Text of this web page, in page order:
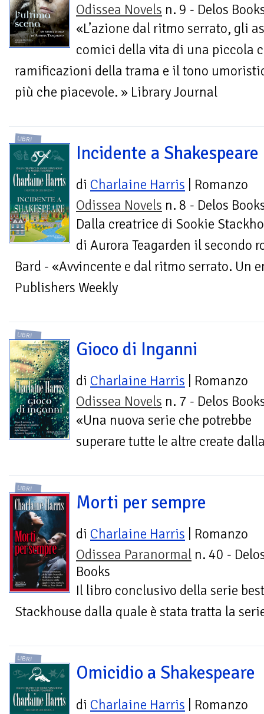
Odissea Novels n. 9 - Delos
«L’azione dal ritmo serrato, gli
comici della vita di una piccola
ramificazioni della trama e il tono
più che piacevole. » Library Journal
LIBRI
Incidente a Shakespeare
di Charlaine Harris | Romanzo
Odissea Novels n. 8 - Delos
Dalla creatrice di Sookie
di Aurora Teagarden il secondo
Bard - «Avvincente e dal ritmo serrato. Un
Publishers Weekly
LIBRI
Gioco di Inganni
di Charlaine Harris | Romanzo
Odissea Novels n. 7 - Delos
«Una nuova serie che potrebbe
superare tutte le altre create
LIBRI
Morti per sempre
di Charlaine Harris | Romanzo
Odissea Paranormal n. 40 -
Books
Il libro conclusivo della serie
Stackhouse dalla quale è stata tratta la
LIBRI
Omicidio a Shakespeare
di Charlaine Harris | Romanzo